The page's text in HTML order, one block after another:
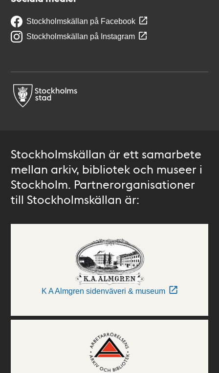
Stockholmskällan på Facebook
Stockholmskällan på Instagram
Stockholmskällan är ett samarbete
mellan arkiv, bibliotek och museer i
Stockholm. Partnerorganisationer
till Stockholmskällan är:
K A Almgren sidenväveri & museum